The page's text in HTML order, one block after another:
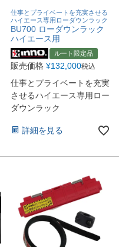
仕事とプライベートを充実させる
ハイエース専用ローダウンラック
BU700 ローダウンラック
ハイエース用
ルート限定品
販売価格 ¥132,000税込
仕事とプライベートを充実
させるハイエース専用ロー
ダウンラック
詳細を見る